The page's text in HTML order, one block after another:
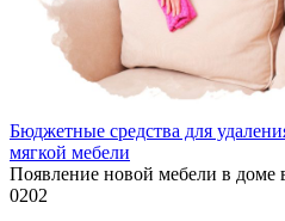
Бюджетные средства для
мягкой мебели
Появление новой мебели в доме
0202